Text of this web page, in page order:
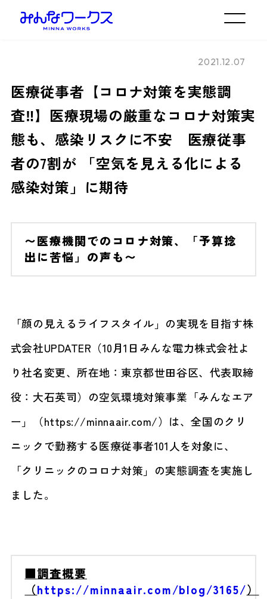
2021.12.07
医療従事者【コロナ対策を実態調
査‼】医療現場の厳重なコロナ対策実
態も、感染リスクに不安 医療従事
者の7割が 「空気を見える化による
感染対策」に期待
〜医療機関でのコロナ対策、「予算捻
出に苦悩」の声も〜
「顔の見えるライフスタイル」の実現を目指す株
式会社UPDATER（10月1日みんな電力株式会社よ
り社名変更、所在地：東京都世田谷区、代表取締
役：大石英司）の空気環境対策事業「みんなエア
ー」（https://minnaair.com/）は、全国のクリ
ニックで勤務する医療従事者101人を対象に、
「クリニックのコロナ対策」の実態調査を実施し
ました。
■調査概要
（https://minnaair.com/blog/3165/）